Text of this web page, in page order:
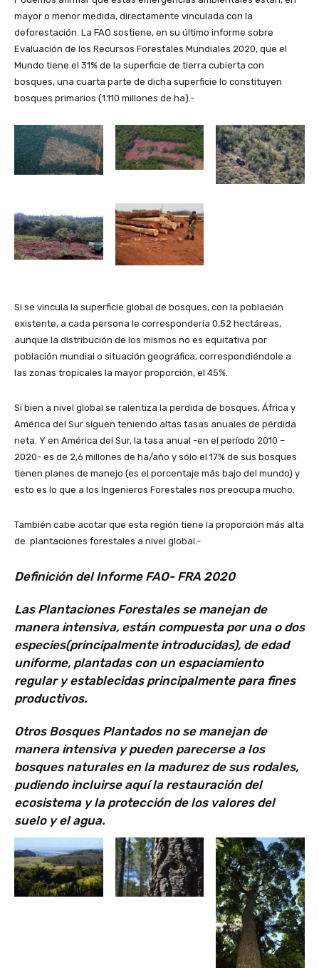
mayor o menor medida, directamente vinculada con la
deforestación. La FAO sostiene, en su último informe sobre
Evaluación de los Recursos Forestales Mundiales 2020, que el
Mundo tiene el 31% de la superficie de tierra cubierta con
bosques, una cuarta parte de dicha superficie lo constituyen
bosques primarios (1.110 millones de ha).-
Si se vincula la superficie global de bosques, con la población
existente, a cada persona le correspondería 0,52 hectáreas,
aunque la distribución de los mismos no es equitativa por
población mundial o situación geográfica, correspondiéndole a
las zonas tropicales la mayor proporción, el 45%.
Si bien a nivel global se ralentiza la perdida de bosques, África y
América del Sur siguen teniendo altas tasas anuales de pérdida
neta. Y en América del Sur, la tasa anual -en el período 2010 –
2020- es de 2,6 millones de ha/año y sólo el 17% de sus bosques
tienen planes de manejo (es el porcentaje más bajo del mundo) y
esto es lo que a los Ingenieros Forestales nos preocupa mucho.
También cabe acotar que esta región tiene la proporción más alta
de plantaciones forestales a nivel global.-
Definición del Informe FAO- FRA 2020
Las Plantaciones Forestales se manejan de
manera intensiva, están compuesta por una o dos
especies(principalmente introducidas), de edad
uniforme, plantadas con un espaciamiento
regular y establecidas principalmente para fines
productivos.
Otros Bosques Plantados no se manejan de
manera intensiva y pueden parecerse a los
bosques naturales en la madurez de sus rodales,
pudiendo incluirse aquí la restauración del
ecosistema y la protección de los valores del
suelo y el agua.